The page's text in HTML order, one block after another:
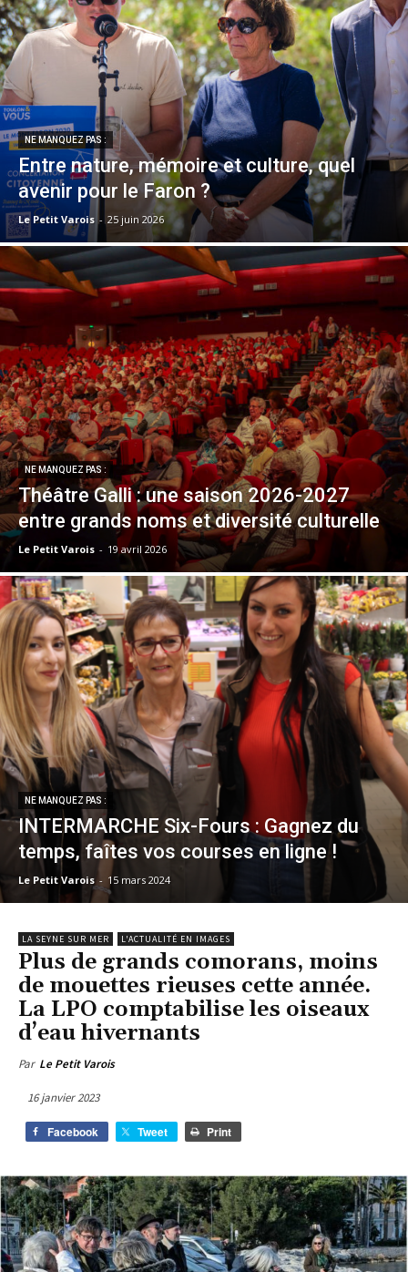
NE MANQUEZ PAS :
Entre nature, mémoire et culture, quel
avenir pour le Faron ?
Le Petit Varois - 25 juin 2026
NE MANQUEZ PAS :
Théâtre Galli : une saison 2026-2027
entre grands noms et diversité culturelle
Le Petit Varois - 19 avril 2026
NE MANQUEZ PAS :
INTERMARCHE Six-Fours : Gagnez du
temps, faîtes vos courses en ligne !
Le Petit Varois - 15 mars 2024
LA SEYNE SUR MER L'ACTUALITÉ EN IMAGES
Plus de grands comorans, moins
de mouettes rieuses cette année.
La LPO comptabilise les oiseaux
d’eau hivernants
Par Le Petit Varois
16 janvier 2023
Facebook Tweet Print